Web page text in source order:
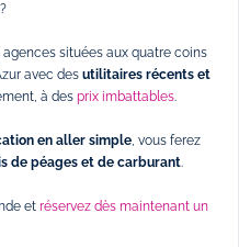
situées aux quatre coins
avec des utilitaires récents et
à des prix imbattables.
en aller simple, vous ferez
de péages et de carburant.
et réservez dès maintenant un